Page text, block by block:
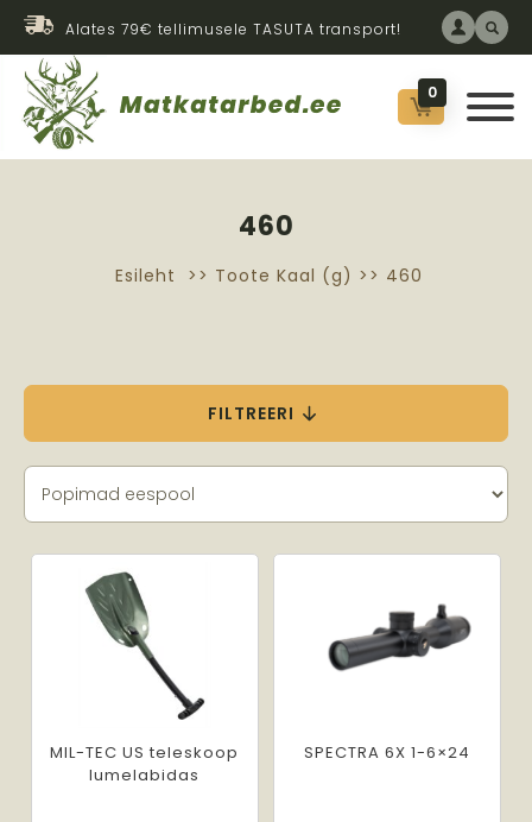
Alates 79€ tellimusele TASUTA transport!
0
460
Esileht >> Toote Kaal (g) >> 460
FILTREERI
MIL-TEC US teleskoop
lumelabidas
SPECTRA 6X 1-6×24